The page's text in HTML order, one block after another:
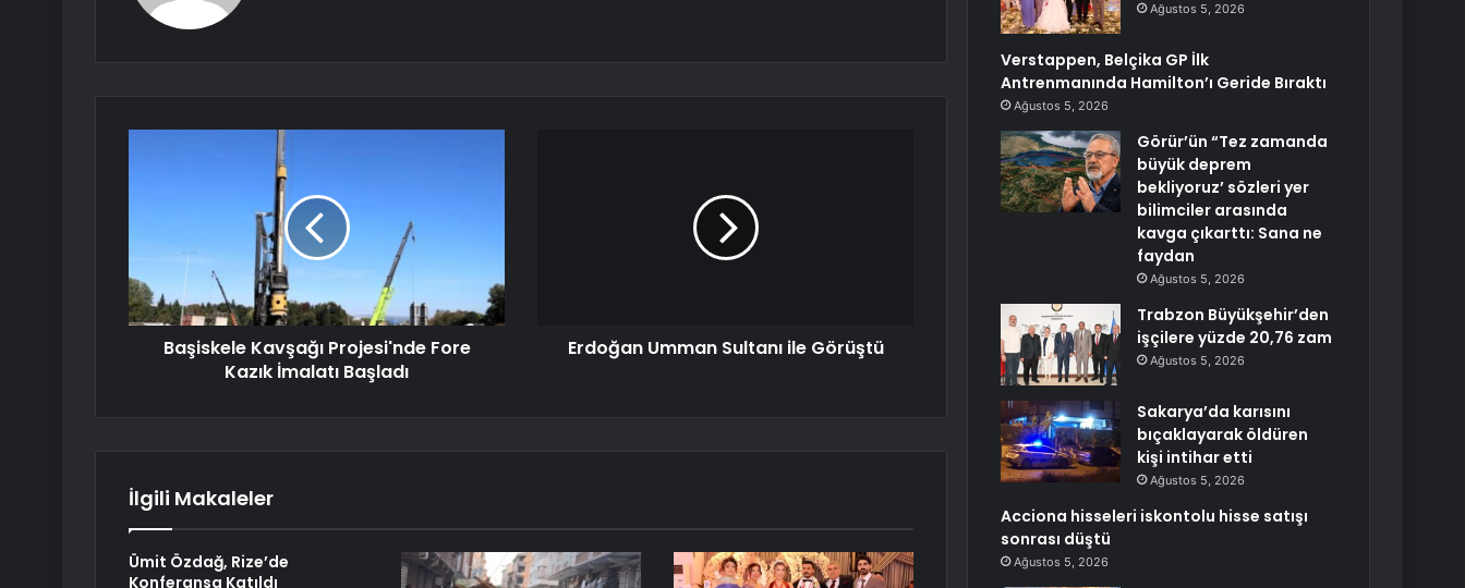
Başiskele Kavşağı Projesi'nde Fore
Kazık İmalatı Başladı
Erdoğan Umman Sultanı ile Görüştü
İlgili Makaleler
Ümit Özdağ, Rize’de
Konferansa Katıldı
Ağustos 5, 2026
Verstappen, Belçika GP İlk
Antrenmanında Hamilton’ı Geride Bıraktı
Ağustos 5, 2026
Görür’ün “Tez zamanda
büyük deprem
bekliyoruz’ sözleri yer
bilimciler arasında
kavga çıkarttı: Sana ne
faydan
Ağustos 5, 2026
Trabzon Büyükşehir’den
işçilere yüzde 20,76 zam
Ağustos 5, 2026
Sakarya’da karısını
bıçaklayarak öldüren
kişi intihar etti
Ağustos 5, 2026
Acciona hisseleri iskontolu hisse satışı
sonrası düştü
Ağustos 5, 2026